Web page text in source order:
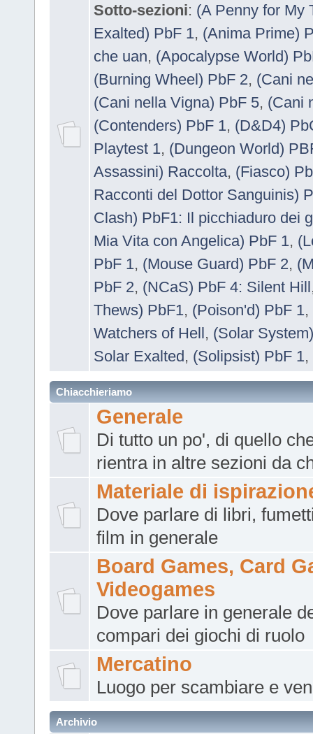
Sotto-sezioni: (A Penny for My
Exalted) PbF 1, (Anima Prime)
che uan, (Apocalypse World)
(Burning Wheel) PbF 2, (Cani
(Cani nella Vigna) PbF 5, (Cani
(Contenders) PbF 1, (D&D4)
Playtest 1, (Dungeon World)
Assassini) Raccolta, (Fiasco)
Racconti del Dottor Sanguinis)
Clash) PbF1: Il picchiaduro dei
Mia Vita con Angelica) PbF 1,
PbF 1, (Mouse Guard) PbF 2,
PbF 2, (NCaS) PbF 4: Silent Hill
Thews) PbF1, (Poison'd) PbF 1,
Watchers of Hell, (Solar
Solar Exalted, (Solipsist) PbF 1,
Chiacchieriamo
Generale
Di tutto un po', di quello
rientra in altre sezioni da
Materiale di
Dove parlare di libri,
film in generale
Board Games, Card
Videogames
Dove parlare in generale
compari dei giochi di ruolo
Mercatino
Luogo per scambiare e
Archivio